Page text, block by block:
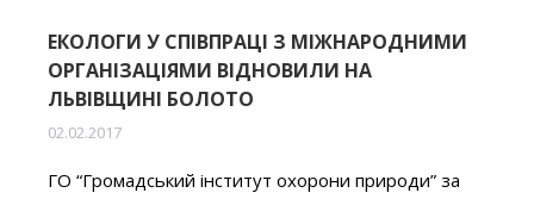
ЕКОЛОГИ У СПІВПРАЦІ З МІЖНАРОДНИМИ
ОРГАНІЗАЦІЯМИ ВІДНОВИЛИ НА
ЛЬВІВЩИНІ БОЛОТО
02.02.2017
ГО “Громадський інститут охорони природи” за